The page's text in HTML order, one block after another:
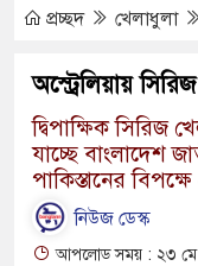
প্রচ্ছদ খেলাধুলা
অস্ট্রেলিয়ায়
দ্বিপাক্ষিক সিরিজ
যাচ্ছে বাংলাদেশ
পাকিস্তানের
নিউজ ডেস্ক
আপলোড সময় : ২৩